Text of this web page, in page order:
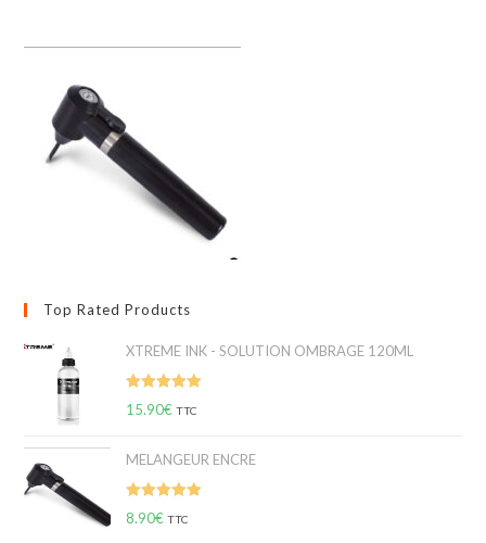
Top Rated Products
XTREME INK - SOLUTION OMBRAGE 120ML
Note5.00
15.90€ TTC
MELANGEUR ENCRE
Note 5.00
8.90€ TTC